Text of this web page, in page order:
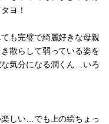
ヨ！
も完璧で綺麗好きな母親
散らして弱っている姿を
な気分になる潤くん…いろ
しい…でも上の絵ちょっ